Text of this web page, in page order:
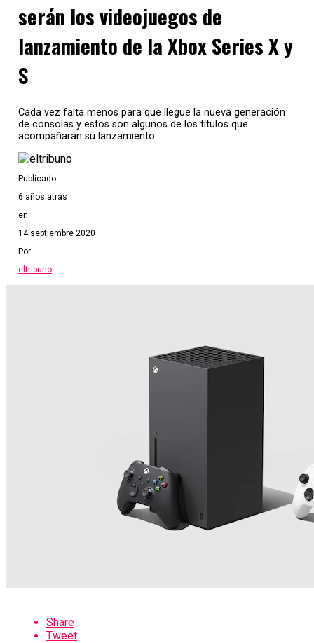
serán los videojuegos de
lanzamiento de la Xbox Series X y
S
Cada vez falta menos para que llegue la nueva generación
de consolas y estos son algunos de los títulos que
acompañarán su lanzamiento.
Publicado
6 años atrás
en
14 septiembre 2020
Por
eltribuno
Share
Tweet